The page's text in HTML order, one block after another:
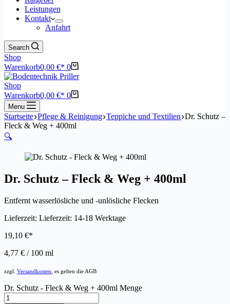
Leistungen
Kontakt
Anfahrt
Search
Shop
Warenkorb0,00 € 0
Shop
Warenkorb0,00 € 0
Menu
Startseite Pflege & Reinigung Teppiche und Textilien Dr. Schutz –
Fleck & Weg + 400ml
🔍
Dr. Schutz – Fleck & Weg + 400ml
Entfernt wasserlösliche und -unlösliche Flecken
Lieferzeit: Lieferzeit: 14-18 Werktage
19,10 €
4,77 € / 100 ml
zzgl. Versandkosten , es gelten die AGB
Dr. Schutz - Fleck & Weg + 400ml Menge